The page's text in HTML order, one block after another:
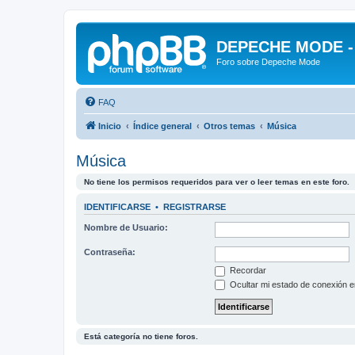
DEPECHE MODE
Foro sobre Depeche Mode
FAQ
Inicio Índice general Otros temas Música
Música
No tiene los permisos requeridos para ver o leer temas en este foro.
IDENTIFICARSE • REGISTRARSE
Nombre de Usuario:
Contraseña:
Recordar
Ocultar mi estado de conexión
Está categoría no tiene foros.